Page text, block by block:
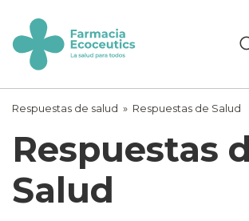
content
ecoceutics
Respuestas de salud » Respuestas de Salud
Respuestas
Salud